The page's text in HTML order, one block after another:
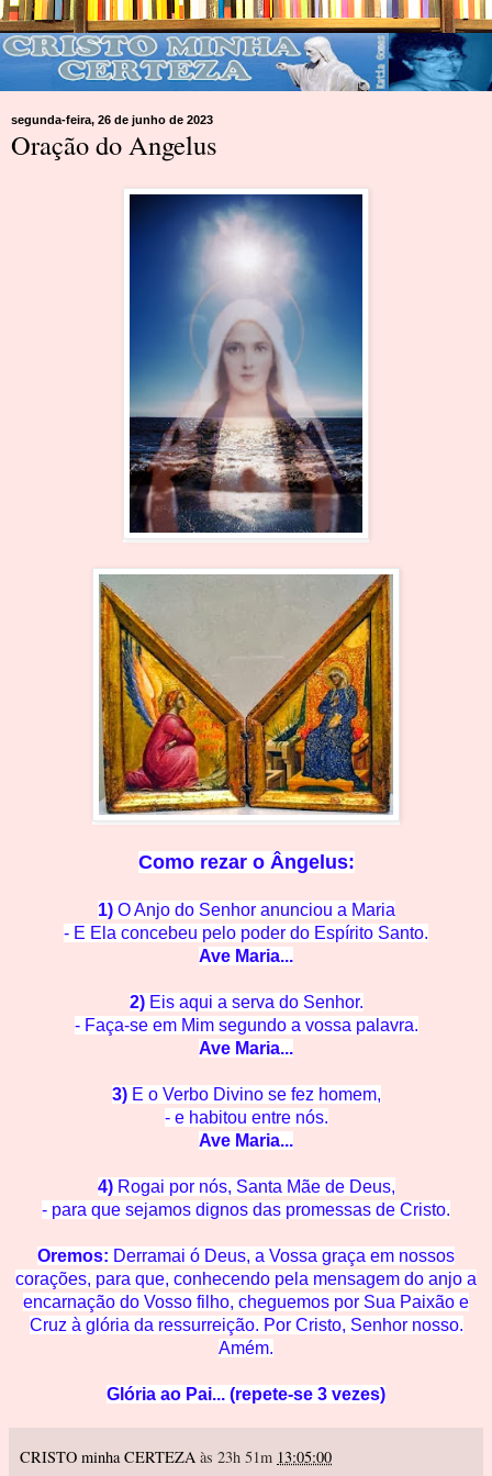
segunda-feira, 26 de junho de 2023
Oração do Angelus
Como rezar o Ângelus:
1)O Anjo do Senhor anunciou a Maria
- E Ela concebeu pelo poder do Espírito Santo.
Ave Maria...
2) Eis aqui a serva do Senhor.
- Faça-se em Mim segundo a vossa palavra.
Ave Maria...
3)E o Verbo Divino se fez homem,
- e habitou entre nós.
Ave Maria...
4)Rogai por nós, Santa Mãe de Deus,
- para que sejamos dignos das promessas de Cristo.
Oremos: Derramai ó Deus, a Vossa graça em nossos
corações, para que, conhecendo pela mensagem do anjo a
encarnação do Vosso filho, cheguemos por Sua Paixão e
Cruz à glória da ressurreição. Por Cristo, Senhor nosso.
Amém.
Glória ao Pai... (repete-se 3 vezes)
CRISTO minha CERTEZA às 23h 51m 13:05:00